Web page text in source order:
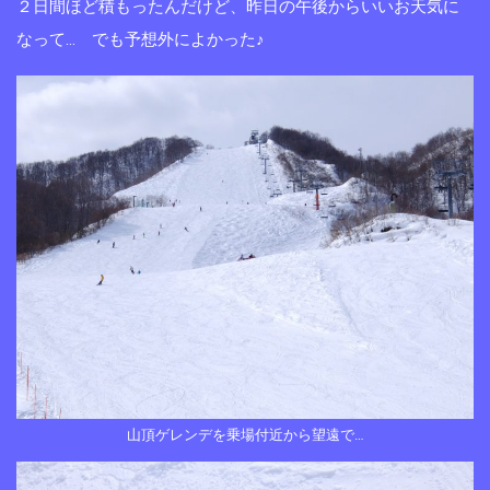
２日間ほど積もったんだけど、昨日の午後からいいお天気に
なって… でも予想外によかった♪
山頂ゲレンデを乗場付近から望遠で…